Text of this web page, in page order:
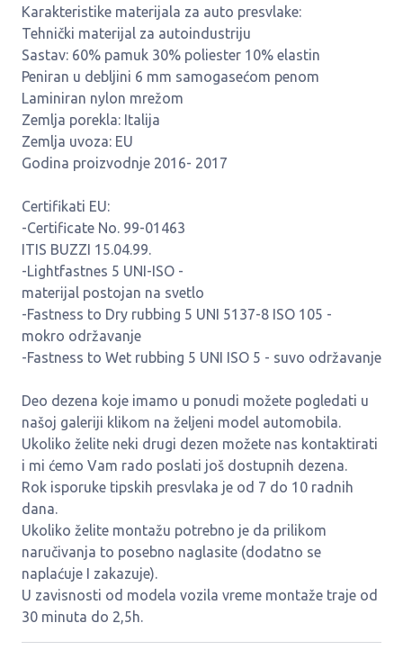
Karakteristike materijala za auto presvlake:
Tehnički materijal za autoindustriju
Sastav: 60% pamuk 30% poliester 10% elastin
Peniran u debljini 6 mm samogasećom penom
Laminiran nylon mrežom
Zemlja porekla: Italija
Zemlja uvoza: EU
Godina proizvodnje 2016- 2017
Certifikati EU:
-Certificate No. 99-01463
ITIS BUZZI 15.04.99.
-Lightfastnes 5 UNI-ISO -
materijal postojan na svetlo
-Fastness to Dry rubbing 5 UNI 5137-8 ISO 105 -
mokro održavanje
-Fastness to Wet rubbing 5 UNI ISO 5 - suvo održavanje
Deo dezena koje imamo u ponudi možete pogledati u
našoj galeriji klikom na željeni model automobila.
Ukoliko želite neki drugi dezen možete nas kontaktirati
i mi ćemo Vam rado poslati još dostupnih dezena.
Rok isporuke tipskih presvlaka je od 7 do 10 radnih
dana.
Ukoliko želite montažu potrebno je da prilikom
naručivanja to posebno naglasite (dodatno se
naplaćuje I zakazuje).
U zavisnosti od modela vozila vreme montaže traje od
30 minuta do 2,5h.